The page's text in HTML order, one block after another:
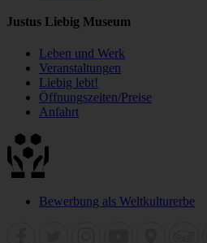
Justus Liebig Museum
Leben und Werk
Veranstaltungen
Liebig lebt!
Öffnungszeiten/Preise
Anfahrt
Bewerbung als Weltkulturerbe